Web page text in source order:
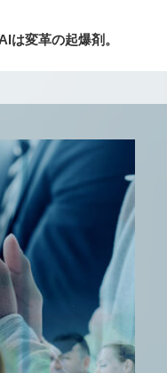
は変革の起爆剤。
ース
オムニチャネル協会
ナー
催】AIエージェント時
何から始めるべきか。〜
AX最新潮流から学ぶ〜